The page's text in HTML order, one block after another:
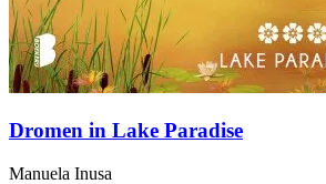
Dromen in Lake Paradise
Manuela Inusa